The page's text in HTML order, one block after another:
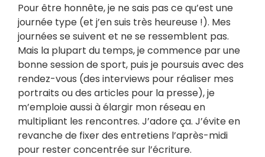
Pour être honnête, je ne sais pas ce qu’est une
journée type (et j’en suis très heureuse !). Mes
journées se suivent et ne se ressemblent pas.
Mais la plupart du temps, je commence par une
bonne session de sport, puis je poursuis avec des
rendez-vous (des interviews pour réaliser mes
portraits ou des articles pour la presse), je
m’emploie aussi à élargir mon réseau en
multipliant les rencontres. J’adore ça. J’évite en
revanche de fixer des entretiens l’après-midi
pour rester concentrée sur l’écriture.